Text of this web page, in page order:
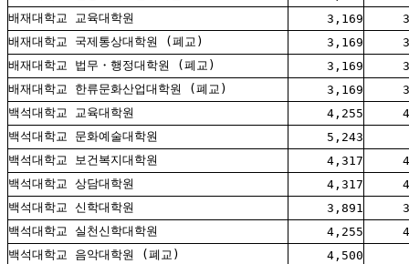
배재대학교 교육대학원
3,169
배재대학교 국제통상대학원 (폐교)
3,169
배재대학교 법무・행정대학원 (폐교)
3,169
배재대학교 한류문화산업대학원 (폐교)
3,169
백석대학교 교육대학원
4,255
백석대학교 문화예술대학원
5,243
백석대학교 보건복지대학원
4,317
백석대학교 상담대학원
4,317
백석대학교 신학대학원
3,891
백석대학교 실천신학대학원
4,255
백석대학교 음악대학원 (폐교)
4,500